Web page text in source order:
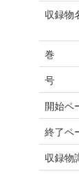
収録物
巻
号
開始ペ
終了ペ
収録物